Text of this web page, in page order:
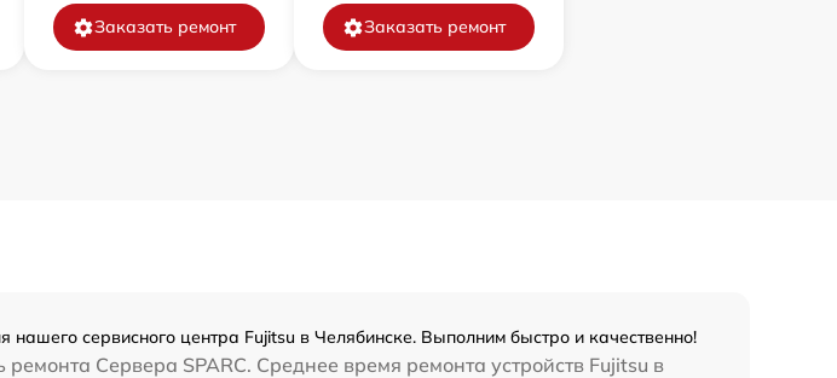
Заказать ремонт Заказать ремонт
сервисного центра Fujitsu в Челябинске. Выполним быстро и качественно!
Сервера SPARC. Среднее время ремонта устройств Fujitsu в